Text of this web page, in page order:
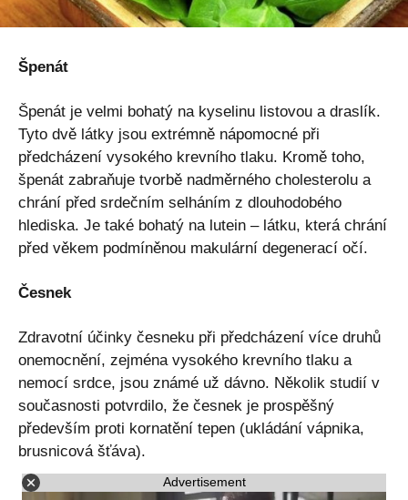
Špenát
Špenát je velmi bohatý na kyselinu listovou a draslík.
Tyto dvě látky jsou extrémně nápomocné při
předcházení vysokého krevního tlaku. Kromě toho,
špenát zabraňuje tvorbě nadměrného cholesterolu a
chrání před srdečním selháním z dlouhodobého
hlediska. Je také bohatý na lutein – látku, která chrání
před věkem podmíněnou makulární degenerací očí.
Česnek
Zdravotní účinky česneku při předcházení více druhů
onemocnění, zejména vysokého krevního tlaku a
nemocí srdce, jsou známé už dávno. Několik studií v
současnosti potvrdilo, že česnek je prospěšný
především proti kornatění tepen (ukládání vápnika,
brusnicová šťáva).
Advertisement